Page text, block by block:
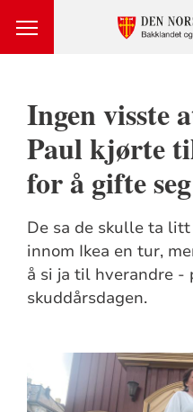
Ingen visste
Paul kjørte
for å gifte seg
De sa de skulle ta
innom Ikea en tur,
å si ja til hverandre -
skuddårsdagen.